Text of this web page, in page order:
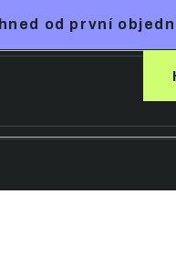
od první